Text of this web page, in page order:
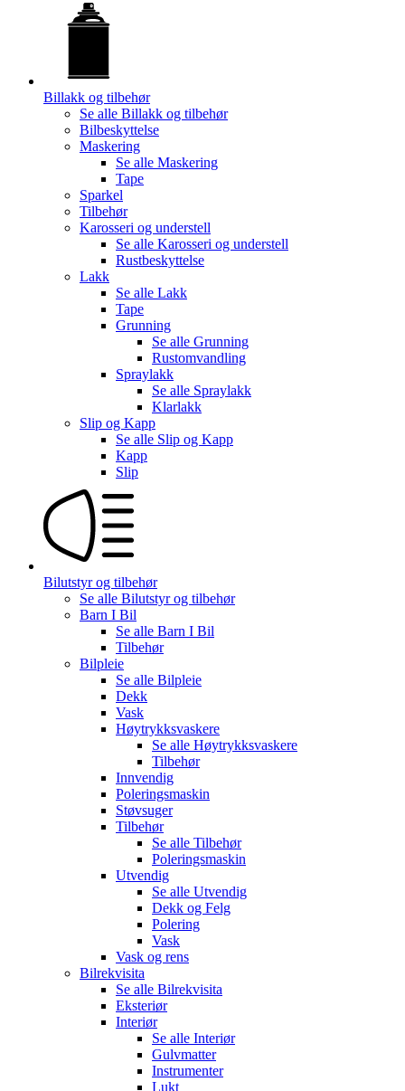
Billakk og tilbehør
Se alle Billakk og tilbehør
Bilbeskyttelse
Maskering
Se alle Maskering
Tape
Sparkel
Tilbehør
Karosseri og understell
Se alle Karosseri og understell
Rustbeskyttelse
Lakk
Se alle Lakk
Tape
Grunning
Se alle Grunning
Rustomvandling
Spraylakk
Se alle Spraylakk
Klarlakk
Slip og Kapp
Se alle Slip og Kapp
Kapp
Slip
Bilutstyr og tilbehør
Se alle Bilutstyr og tilbehør
Barn I Bil
Se alle Barn I Bil
Tilbehør
Bilpleie
Se alle Bilpleie
Dekk
Vask
Høytrykksvaskere
Se alle Høytrykksvaskere
Tilbehør
Innvendig
Poleringsmaskin
Støvsuger
Tilbehør
Se alle Tilbehør
Poleringsmaskin
Utvendig
Se alle Utvendig
Dekk og Felg
Polering
Vask
Vask og rens
Bilrekvisita
Se alle Bilrekvisita
Eksteriør
Interiør
Se alle Interiør
Gulvmatter
Instrumenter
Lukt